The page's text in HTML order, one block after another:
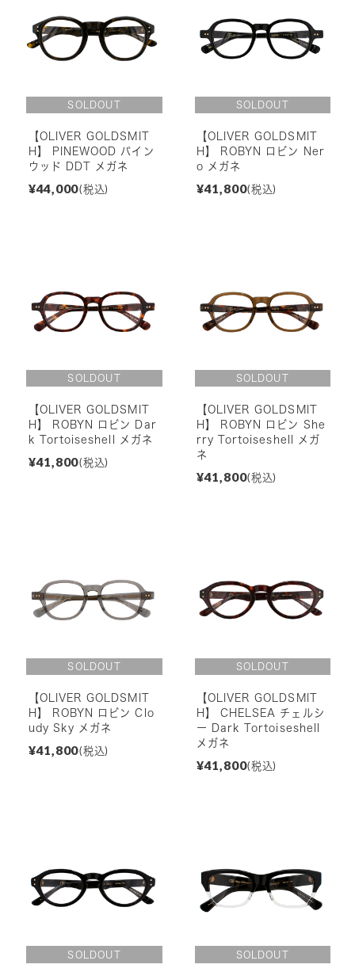
【OLIVER GOLDSMIT
H】 PINEWOOD パイン
ウッド DDT メガネ
¥44,000(税込)
【OLIVER GOLDSMIT
H】 ROBYN ロビン Ner
o メガネ
¥41,800(税込)
【OLIVER GOLDSMIT
H】 ROBYN ロビン Dar
k Tortoiseshell メガネ
¥41,800(税込)
【OLIVER GOLDSMIT
H】 ROBYN ロビン She
rry Tortoiseshell メガ
ネ
¥41,800(税込)
【OLIVER GOLDSMIT
H】 ROBYN ロビン Clo
udy Sky メガネ
¥41,800(税込)
【OLIVER GOLDSMIT
H】 CHELSEA チェルシ
ー Dark Tortoiseshell
メガネ
¥41,800(税込)